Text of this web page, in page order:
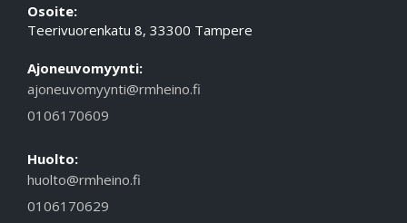
Osoite:
Teerivuorenkatu 8, 33300 Tampere
Ajoneuvomyynti:
ajoneuvomyynti@rmheino.fi
0106170609
Huolto:
huolto@rmheino.fi
0106170629